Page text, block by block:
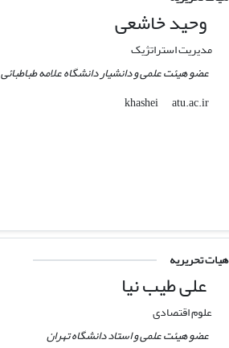
وحید خاشعی
مدیریت استراتژیک
عضو هیئت علمی و دانشیار دانشگاه علامه طباطبائی
atu.ac.ir
هیات تحریریه
علی طیب نیا
علوم اقتصادی
عضو هیئت علمی و استاد دانشگاه تهران